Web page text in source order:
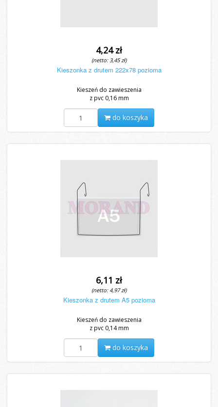
4,24 zł
(netto: 3,45 zł)
Kieszonka z drutem 222x78 pozioma
Kieszeń do zawieszenia
z pvc 0,16 mm
do koszyka
6,11 zł
(netto: 4,97 zł)
Kieszonka z drutem A5 pozioma
Kieszeń do zawieszenia
z pvc 0,14 mm
do koszyka